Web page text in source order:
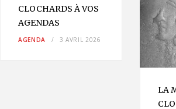
CLOCHARDS À VOS
AGENDAS
AGENDA 3 AVRIL 2026
LA